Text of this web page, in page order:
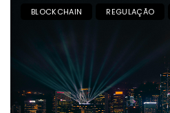
BLOCKCHAIN REGULAÇÃO